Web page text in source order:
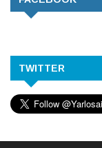
TWITTER